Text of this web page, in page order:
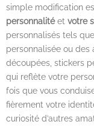
simple modification
personnalitéet votre
personnalisés tels
personnalisée ou
découpées, stickers
qui reflète votre
fois que vous
fièrement votre
curiosité d’autres